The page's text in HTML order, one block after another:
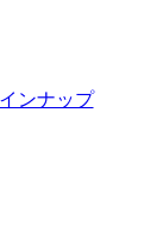
ンナップ